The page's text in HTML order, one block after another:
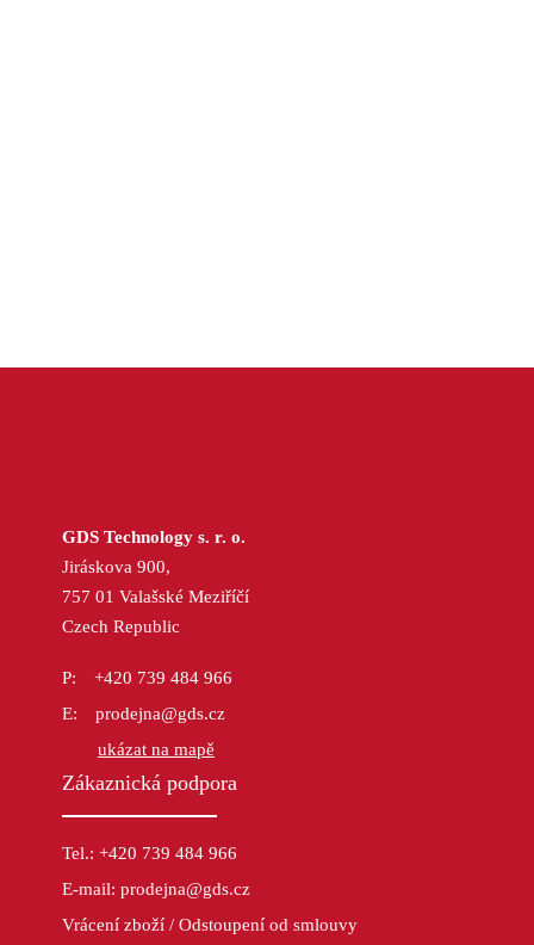
GDS Technology s. r. o.
Jiráskova 900,
757 01 Valašské Meziříčí
Czech Republic
+420 739 484 966
prodejna@gds.cz
ukázat na mapě
Zákaznická podpora
Tel.: +420 739 484 966
E-mail: prodejna@gds.cz
Vrácení zboží / Odstoupení od smlouvy